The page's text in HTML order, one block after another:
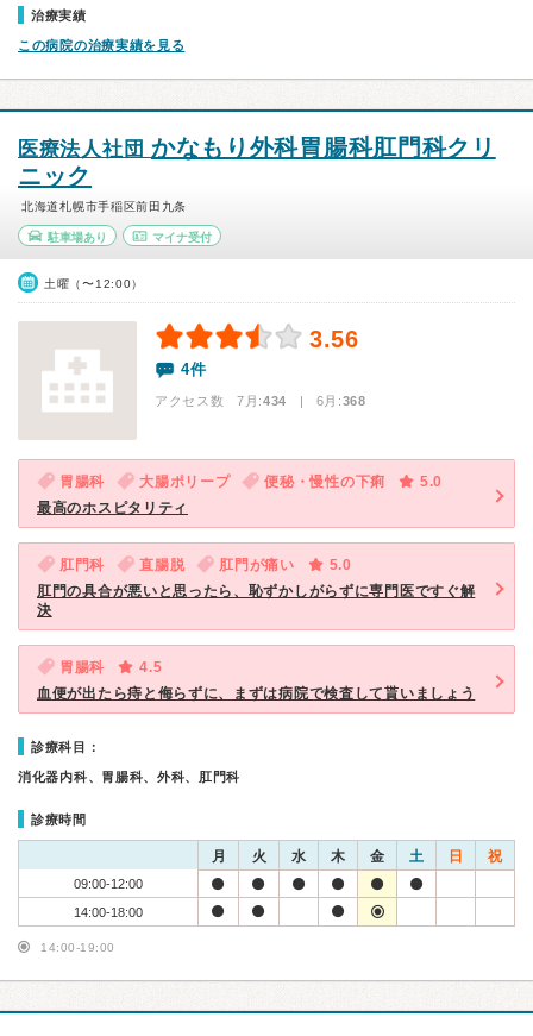
治療実績
この病院の治療実績を見る
医療法人社団 かなもり外科胃腸科肛門科クリ
ニック
北海道札幌市手稲区前田九条
駐車場あり マイナ受付
土曜（〜12:00）
3.56
4件
アクセス数 7月:434 | 6月:368
胃腸科 大腸ポリープ 便秘・慢性の下痢
5.0
最高のホスピタリティ
肛門科 直腸脱 肛門が痛い
5.0
肛門の具合が悪いと思ったら、恥ずかしがらずに専門医ですぐ解
決
胃腸科
4.5
血便が出たら痔と侮らずに、まずは病院で検査して貰いましょう
診療科目：
消化器内科、胃腸科、外科、肛門科
診療時間
月 火 水 木 金 土 日 祝
09:00-12:00
14:00-18:00
14:00-19:00